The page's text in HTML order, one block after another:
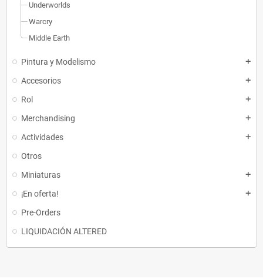
Underworlds
Warcry
Middle Earth
Pintura y Modelismo add
Accesorios add
Rol add
Merchandising add
Actividades add
Otros
Miniaturas
add
¡En oferta! add
Pre-Orders
LIQUIDACIÓN ALTERED